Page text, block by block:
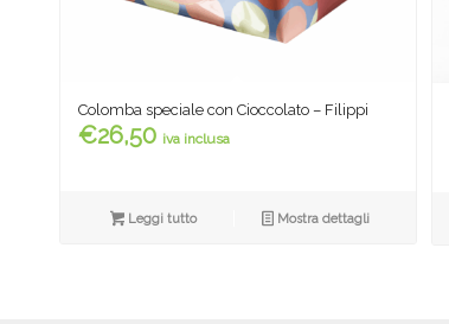
Colomba speciale con Cioccolato – Filippi
€26,50 iva inclusa
Leggi tutto Mostra dettagli